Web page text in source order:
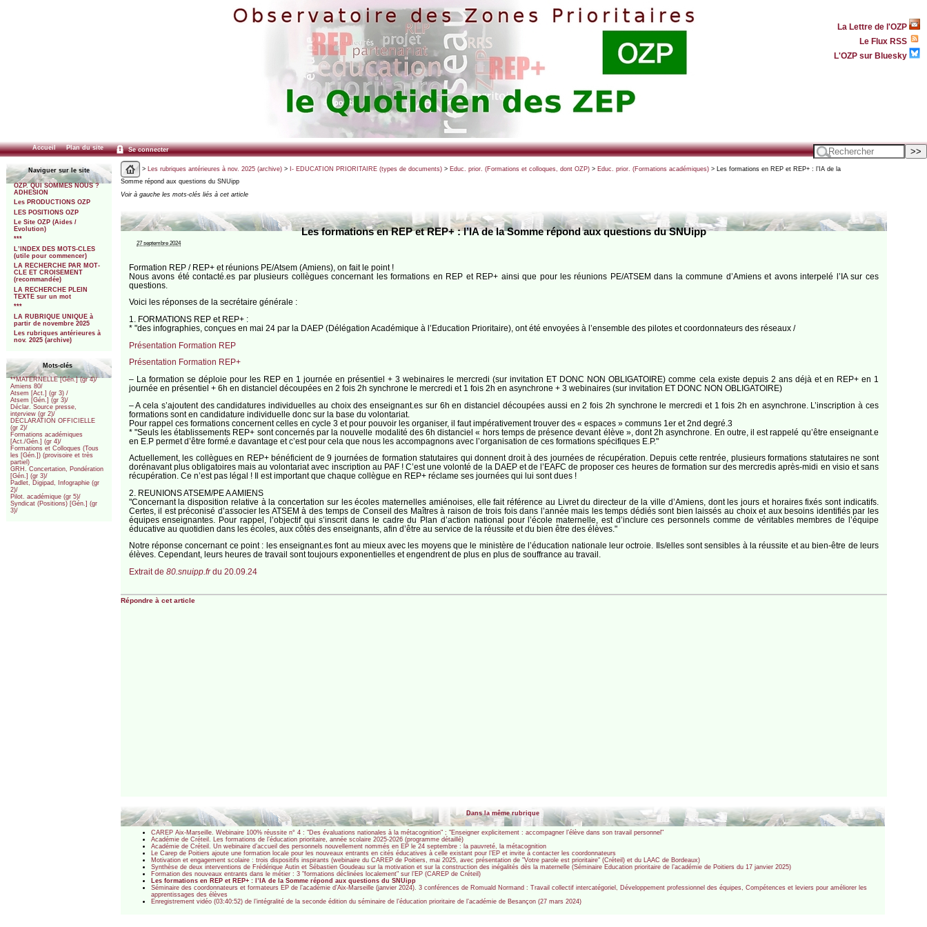
La Lettre de l'OZP
Le Flux RSS
L'OZP sur Bluesky
Accueil Plan du site Se connecter
Naviguer sur le site
OZP. QUI SOMMES NOUS ?
ADHESION
Les PRODUCTIONS OZP
LES POSITIONS OZP
Le Site OZP (Aides /
Evolution)
***
L’INDEX DES MOTS-CLES
(utile pour commencer)
LA RECHERCHE PAR MOT-
CLE ET CROISEMENT
(recommandée)
LA RECHERCHE PLEIN
TEXTE sur un mot
***
LA RUBRIQUE UNIQUE à
partir de novembre 2025
Les rubriques antérieures à
nov. 2025 (archive)
Mots-clés
**MATERNELLE [Gén.] (gr 4)/
Amiens 80/
Atsem [Act.] (gr 3) /
Atsem [Gén.] (gr 3)/
Déclar. Source presse,
interview (gr 2)/
DÉCLARATION OFFICIELLE
(gr 2)/
Formations académiques
[Act./Gén.] (gr 4)/
Formations et Colloques (Tous
les [Gén.]) (provisoire et très
partiel)
GRH. Concertation, Pondération
[Gén.] (gr 3)/
Padlet, Digipad, Infographie (gr
2)/
Pilot. académique (gr 5)/
Syndicat (Positions) [Gén.] (gr
3)/
> Les rubriques antérieures à nov. 2025 (archive)> I- EDUCATION PRIORITAIRE (types de documents)> Educ. prior. (Formations et colloques, dont OZP)> Educ. prior. (Formations académiques)> Les formations en REP et REP+ : l’IA de la
Somme répond aux questions du SNUipp
Voir à gauche les mots-clés liés à cet article
Les formations en REP et REP+ : l’IA de la Somme répond aux questions du SNUipp
27 septembre 2024
Formation REP / REP+ et réunions PE/Atsem (Amiens), on fait le point !
Nous avons été contacté.es par plusieurs collègues concernant les formations en REP et REP+ ainsi que pour les réunions PE/ATSEM dans la commune d’Amiens et avons interpelé l’IA sur ces
questions.
Voici les réponses de la secrétaire générale :
1. FORMATIONS REP et REP+ :
* "des infographies, conçues en mai 24 par la DAEP (Délégation Académique à l’Education Prioritaire), ont été envoyées à l’ensemble des pilotes et coordonnateurs des réseaux /
Présentation Formation REP
Présentation Formation REP+
– La formation se déploie pour les REP en 1 journée en présentiel + 3 webinaires le mercredi (sur invitation ET DONC NON OBLIGATOIRE) comme cela existe depuis 2 ans déjà et en REP+ en 1
journée en présentiel + 6h en distanciel découpées en 2 fois 2h synchrone le mercredi et 1 fois 2h en asynchrone + 3 webinaires (sur invitation ET DONC NON OBLIGATOIRE)
– A cela s’ajoutent des candidatures individuelles au choix des enseignant.es sur 6h en distanciel découpées aussi en 2 fois 2h synchrone le mercredi et 1 fois 2h en asynchrone. L’inscription à ces
formations sont en candidature individuelle donc sur la base du volontariat.
Pour rappel ces formations concernent celles en cycle 3 et pour pouvoir les organiser, il faut impérativement trouver des « espaces » communs 1er et 2nd degré.3
* "Seuls les établissements REP+ sont concernés par la nouvelle modalité des 6h distanciel « hors temps de présence devant élève », dont 2h asynchrone. En outre, il est rappelé qu’être enseignant.e
en E.P permet d’être formé.e davantage et c’est pour cela que nous les accompagnons avec l’organisation de ces formations spécifiques E.P."
Actuellement, les collègues en REP+ bénéficient de 9 journées de formation statutaires qui donnent droit à des journées de récupération. Depuis cette rentrée, plusieurs formations statutaires ne sont
dorénavant plus obligatoires mais au volontariat avec inscription au PAF ! C’est une volonté de la DAEP et de l’EAFC de proposer ces heures de formation sur des mercredis après-midi en visio et sans
récupération. Ce n’est pas légal ! Il est important que chaque collègue en REP+ réclame ses journées qui lui sont dues !
2. REUNIONS ATSEM/PE A AMIENS
"Concernant la disposition relative à la concertation sur les écoles maternelles amiénoises, elle fait référence au Livret du directeur de la ville d’Amiens, dont les jours et horaires fixés sont indicatifs.
Certes, il est préconisé d’associer les ATSEM à des temps de Conseil des Maîtres à raison de trois fois dans l’année mais les temps dédiés sont bien laissés au choix et aux besoins identifiés par les
équipes enseignantes. Pour rappel, l’objectif qui s’inscrit dans le cadre du Plan d’action national pour l’école maternelle, est d’inclure ces personnels comme de véritables membres de l’équipe
éducative au quotidien dans les écoles, aux côtés des enseignants, afin d’être au service de la réussite et du bien être des élèves."
Notre réponse concernant ce point : les enseignant.es font au mieux avec les moyens que le ministère de l’éducation nationale leur octroie. Ils/elles sont sensibles à la réussite et au bien-être de leurs
élèves. Cependant, leurs heures de travail sont toujours exponentielles et engendrent de plus en plus de souffrance au travail.
Extrait de 80.snuipp.frdu 20.09.24
Répondre à cet article
Dans la même rubrique
CAREP Aix-Marseille. Webinaire 100% réussite n° 4 : "Des évaluations nationales à la métacognition" ; "Enseigner explicitement : accompagner l’élève dans son travail personnel"
Académie de Créteil. Les formations de l’éducation prioritaire, année scolaire 2025-2026 (programme détaillé)
Académie de Créteil. Un webinaire d’accueil des personnels nouvellement nommés en EP le 24 septembre : la pauvreté, la métacognition
Le Carep de Poitiers ajoute une formation locale pour les nouveaux entrants en cités éducatives à celle existant pour l’EP et invite à contacter les coordonnateurs
Motivation et engagement scolaire : trois dispositifs inspirants (webinaire du CAREP de Poitiers, mai 2025, avec présentation de "Votre parole est prioritaire" (Créteil) et du LAAC de Bordeaux)
Synthèse de deux interventions de Frédérique Autin et Sébastien Goudeau sur la motivation et sur la construction des inégalités dès la maternelle (Séminaire Education prioritaire de l’académie de Poitiers du 17 janvier 2025)
Formation des nouveaux entrants dans le métier : 3 "formations déclinées localement" sur l’EP (CAREP de Créteil)
Les formations en REP et REP+ : l’IA de la Somme répond aux questions du SNUipp
Séminaire des coordonnateurs et formateurs EP de l’académie d’Aix-Marseille (janvier 2024). 3 conférences de Romuald Normand : Travail collectif intercatégoriel, Développement professionnel des équipes, Compétences et leviers pour améliorer les
apprentissages des élèves
Enregistrement vidéo (03:40:52) de l’intégralité de la seconde édition du séminaire de l’éducation prioritaire de l’académie de Besançon (27 mars 2024)